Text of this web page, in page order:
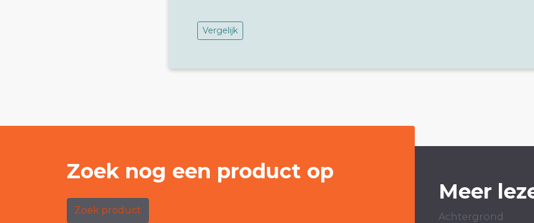
Vergelijk
Zoek nog een product op
Zoek product
Meer
Achtergrond